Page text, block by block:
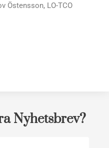
Östensson, LO-TCO
Nyhetsbrev?